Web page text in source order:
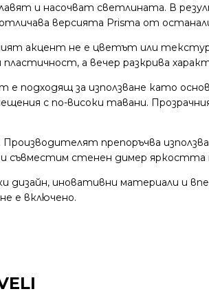
и насочват светлината. В
версията Prisma от
акцент не е цветът или
а вечер разкрива
подходящ за използване като
с по-високи тавани.
препоръчва
и съвместим стенен димер
дизайн, иновативни материали
е включено.